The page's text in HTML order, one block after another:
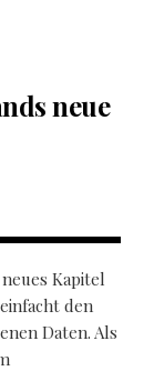
neue
Kapitel
den
Daten. Als